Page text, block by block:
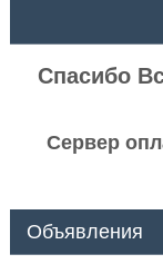
Спасибо
Сервер
Объявления